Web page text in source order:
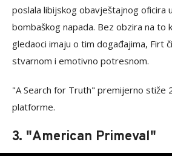
poslala libijskog obavještajnog oficira
bombaškog napada. Bez obzira na to
gledaoci imaju o tim događajima, Firt
stvarnom i emotivno potresnom.
"A Search for Truth" premijerno stiže
platforme.
3. "American Primeval"